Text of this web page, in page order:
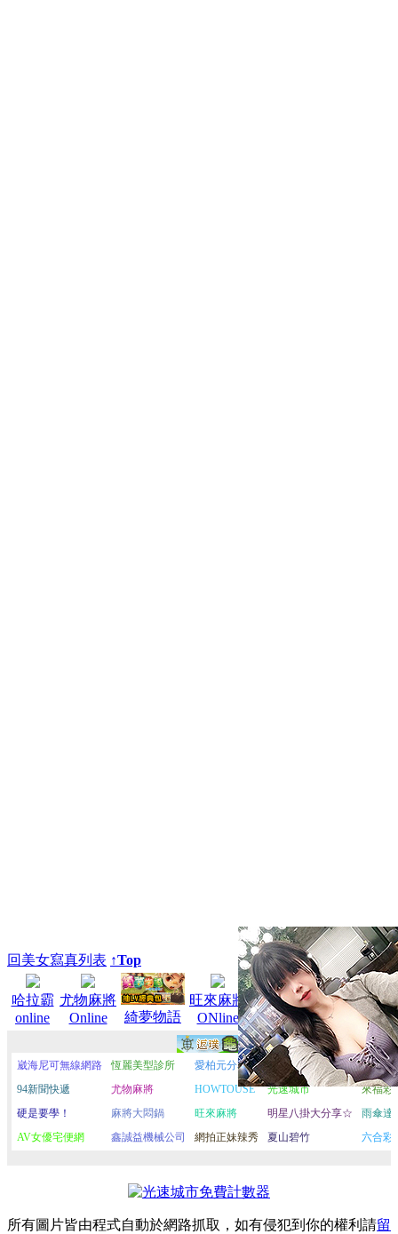
回美女寫真列表 ↑Top
哈拉霸
online
尤物麻將
Online
綺夢物語
旺來麻將
ONline
麻將大
悶鍋
A383
影音城
榮耀騎
士團
所有圖片皆由程式自動於網路抓取，如有侵犯到你的權利請留